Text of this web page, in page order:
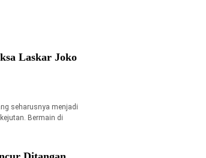
Laskar Joko
seharusnya menjadi
Bermain di